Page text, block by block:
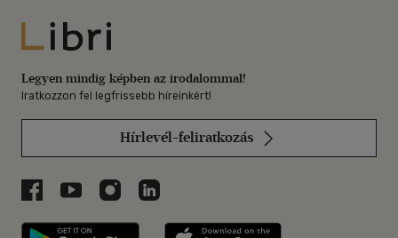
Libri
Legyen mindig képben az irodalommal!
Iratkozzon fel legfrissebb híreinkért!
Hírlevél-feliratkozás
Libri a Facebookon
Libri a Youtube-on
Libri az Instagramon
Libri a LinkedInen
Libri applikáció Szerezd meg: Google